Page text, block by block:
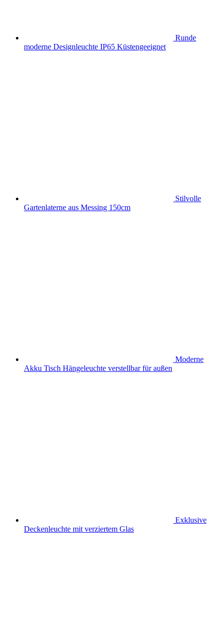
Runde
moderne Designleuchte IP65 Küstengeeignet
Stilvolle
Gartenlaterne aus Messing 150cm
Moderne
Akku Tisch Hängeleuchte verstellbar für außen
Exklusive
Deckenleuchte mit verziertem Glas